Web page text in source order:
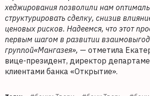
хеджирования позволили нам
структурировать сделку, снизив
ценовых рисков. Надеемся, что этот
первым шагом в развитии
группой«Мангазея», — отметила
вице-президент, директор
клиентами банка «Открытие».